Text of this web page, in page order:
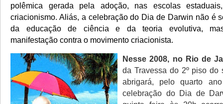
polêmica gerada pela adoção, nas escolas
criacionismo. Aliás, a celebração do Dia de Darwin não é
da educação de ciência e da teoria evolutiva,
manifestação contra o movimento criacionista.
Nesse 2008, no Rio de
da Travessa do 2º piso do
abrigará, pelo quarto
celebração do Dia de